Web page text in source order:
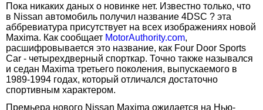
Пока никаких даных о новинке нет. Известно только, что
в Nissan автомобиль получил название 4DSC ? эта
аббревиатура присутствует на всех изображениях новой
Maxima. Как сообщает MotorAuthority.com,
расшифровывается это название, как Four Door Sports
Car - четырехдверный спорткар. Точно также назывался
и седан Maxima третьего поколения, выпускаемого в
1989-1994 годах, который отличался достаточно
спортивным характером.
Премьера нового Nissan Maxima ожидается на Нью-